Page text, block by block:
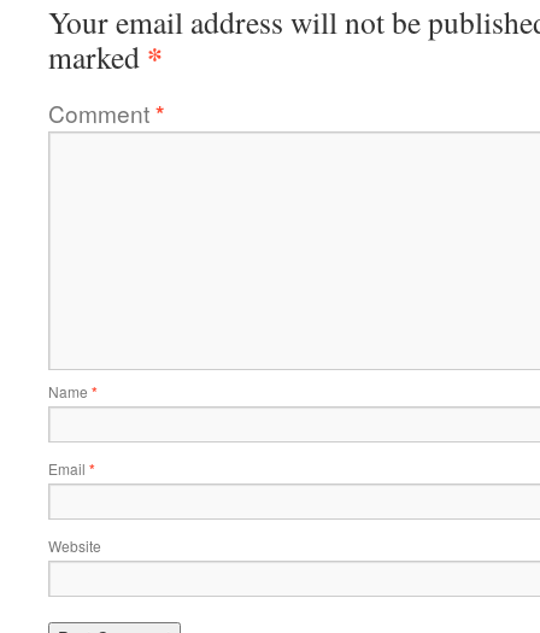
Your email address will not be
marked *
Comment*
Name *
Email *
Website